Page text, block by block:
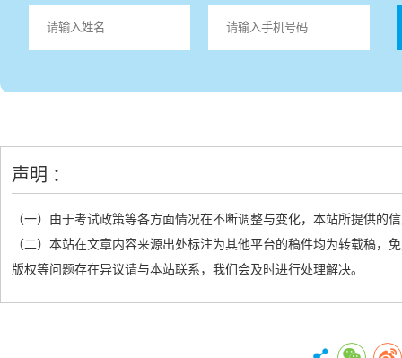
声明 ：
（一）由于考试政策等各方面情况在不断调整与变化，本站所提供的
（二）本站在文章内容来源出处标注为其他平台的稿件均为转载稿
版权等问题存在异议请与本站联系，我们会及时进行处理解决。